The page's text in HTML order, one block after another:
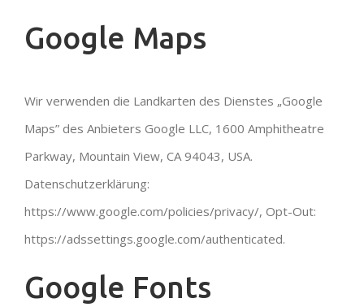
Google Maps
Wir verwenden die Landkarten des Dienstes „Google
Maps” des Anbieters Google LLC, 1600 Amphitheatre
Parkway, Mountain View, CA 94043, USA.
Datenschutzerklärung:
https://www.google.com/policies/privacy/, Opt-Out:
https://adssettings.google.com/authenticated.
Google Fonts